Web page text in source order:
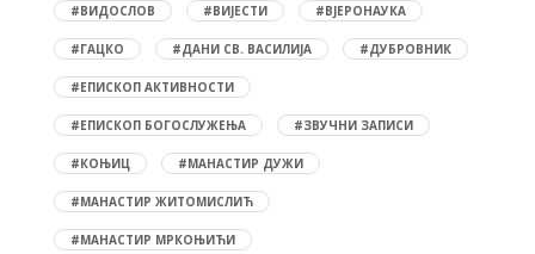
#ВИДОСЛОВ #ВИЈЕСТИ #ВЈЕРОНАУКА
#ГАЦКО #ДАНИ СВ. ВАСИЛИЈА #ДУБРОВНИК
#ЕПИСКОП АКТИВНОСТИ
#ЕПИСКОП БОГОСЛУЖЕЊА #ЗВУЧНИ ЗАПИСИ
#КОЊИЦ #МАНАСТИР ДУЖИ
#МАНАСТИР ЖИТОМИСЛИЋ
#МАНАСТИР МРКОЊИЋИ